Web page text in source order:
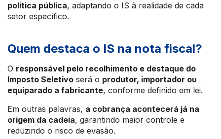
política pública, adaptando o IS à realidade de cada
setor específico.
Quem destaca o IS na nota fiscal?
O responsável pelo recolhimento e destaque do
Imposto Seletivo será o produtor, importador ou
equiparado a fabricante, conforme definido em lei.
Em outras palavras, a cobrança acontecerá já na
origem da cadeia, garantindo maior controle e
reduzindo o risco de evasão.